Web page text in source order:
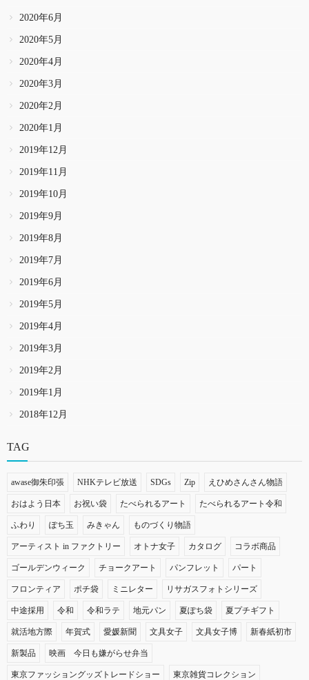
2020年6月
2020年5月
2020年4月
2020年3月
2020年2月
2020年1月
2019年12月
2019年11月
2019年10月
2019年9月
2019年8月
2019年7月
2019年6月
2019年5月
2019年4月
2019年3月
2019年2月
2019年1月
2018年12月
TAG
awase御朱印張 NHKテレビ放送 SDGs Zip えひめさんさん物語
おはよう日本 お祝い袋 たべられるアート たべられるアート令和
ふわり ぽち玉 みきゃん ものづくり物語
アーティスト in ファクトリー オトナ女子 カタログ コラボ商品
ゴールデンウィーク チョークアート パンフレット パート
フロンティア ポチ袋 ミニレター リサガスフォトシリーズ
中途採用 令和 令和ラテ 地元パン 夏ぽち袋 夏プチギフト
就活地方際 年賀式 愛媛新聞 文具女子 文具女子博 新春紙初市
新製品 映画 今日も嫌がらせ弁当
東京ファッショングッズトレードショー 東京雑貨コレクション